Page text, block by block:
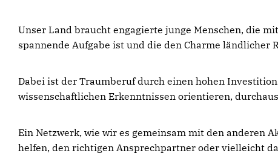
Unser Land braucht engagierte junge Menschen, die
spannende Aufgabe ist und die den Charme ländlicher
Dabei ist der Traumberuf durch einen hohen
wissenschaftlichen Erkenntnissen orientieren,
Ein Netzwerk, wie wir es gemeinsam mit den anderen
helfen, den richtigen Ansprechpartner oder vielleicht